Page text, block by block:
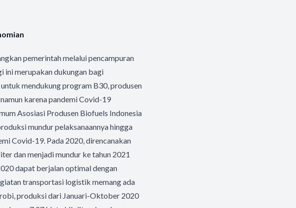
pemerintah melalui pencampuran
ini merupakan dukungan bagi
mendukung program B30, produsen
karena pandemi Covid-19
Asosiasi Produsen Biofuels Indonesia
mundur pelaksanaannya hingga
Covid-19. Pada 2020, direncanakan
dan menjadi mundur ke tahun 2021
dapat berjalan optimal dengan
transportasi logistik memang ada
produksi dari Januari-Oktober 2020